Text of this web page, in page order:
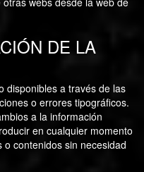
DE LA
disponibles a través de las
o errores tipográficos.
a la información
en cualquier momento
contenidos sin necesidad